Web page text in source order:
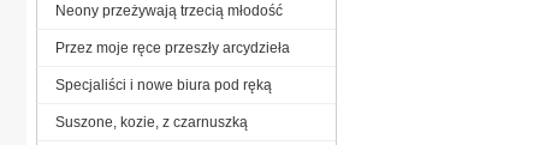
Neony przeżywają trzecią młodość
Przez moje ręce przeszły arcydzieła
Specjaliści i nowe biura pod ręką
Suszone, kozie, z czarnuszką